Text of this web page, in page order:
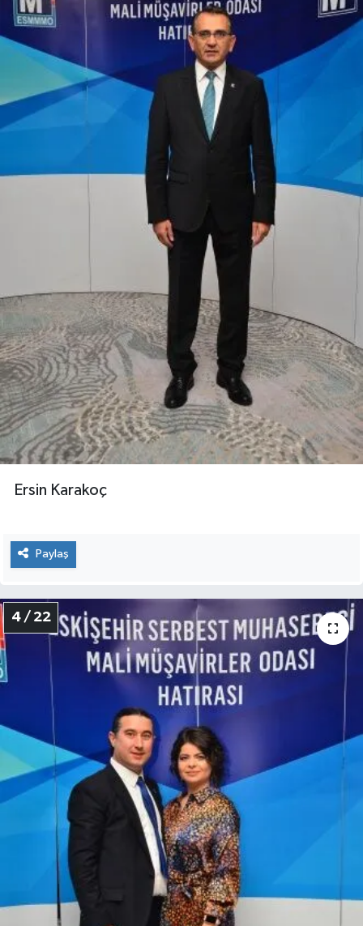
Ersin Karakoç
Paylaş
4 / 22